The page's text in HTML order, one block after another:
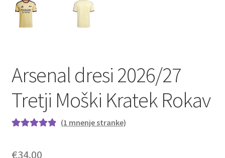
Arsenal dresi 2026/27
Tretji Moški Kratek Rokav
(1 mnenje stranke)
€34.00